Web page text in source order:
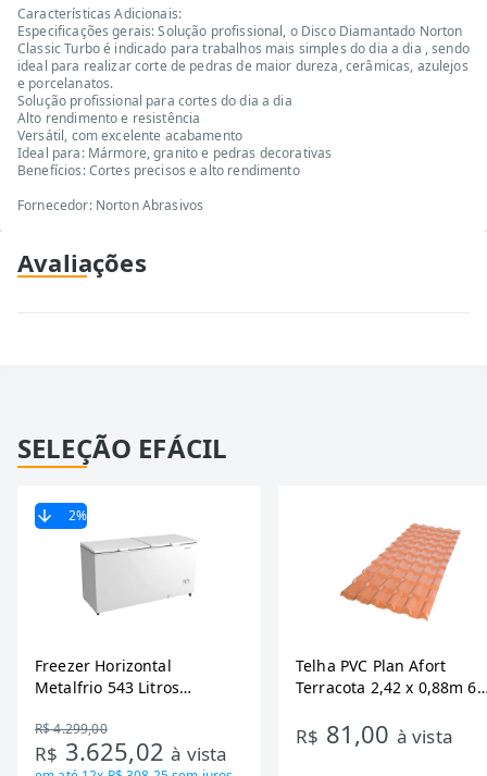
Características Adicionais:
Especificações gerais: Solução profissional, o Disco Diamantado Norton
Classic Turbo é indicado para trabalhos mais simples do dia a dia , sendo
ideal para realizar corte de pedras de maior dureza, cerâmicas, azulejos
e porcelanatos.
Solução profissional para cortes do dia a dia
Alto rendimento e resistência
Versátil, com excelente acabamento
Ideal para: Mármore, granito e pedras decorativas
Benefícios: Cortes precisos e alto rendimento
Fornecedor: Norton Abrasivos
Avaliações
SELEÇÃO EFÁCIL
2%
Freezer Horizontal
Metalfrio 543 Litros
Tecnologia Inverter, Branco,
Bivolt
R$ 4.299,00
R$ 3.625,02à vista
Telha PVC Plan Afort
Terracota 2,42 x 0,88m 6
R$ 81,00 à vista